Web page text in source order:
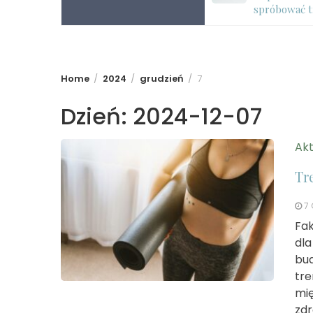
spróbować
Home 2024 grudzień 7
Dzień: 2024-12-07
7